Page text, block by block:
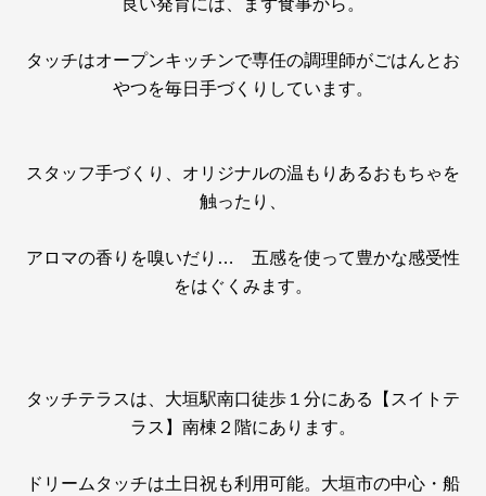
タッチはオープンキッチンで専任の調理師がごはんとお
やつを毎日手づくりしています。
スタッフ手づくり、オリジナルの温もりあるおもちゃを
触ったり、
アロマの香りを嗅いだり… 五感を使って豊かな感受性
をはぐくみます。
タッチテラスは、大垣駅南口徒歩１分にある【スイトテ
ラス】南棟２階にあります。
ドリームタッチは土日祝も利用可能。大垣市の中心・船